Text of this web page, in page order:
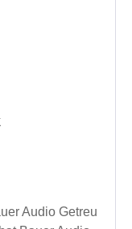
Audio Getreu